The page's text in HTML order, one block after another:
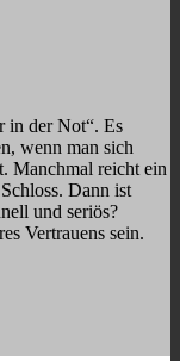
in der Not“. Es
wenn man sich
Manchmal reicht ein
Dann ist
und seriös?
Vertrauens sein.